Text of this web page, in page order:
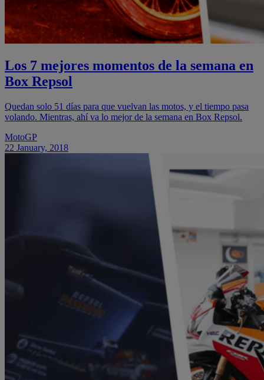
Los 7 mejores momentos de la semana en
Box Repsol
Quedan solo 51 días para que vuelvan las motos, y el tiempo pasa
volando. Mientras, ahí va lo mejor de la semana en Box Repsol.
MotoGP
22 January, 2018